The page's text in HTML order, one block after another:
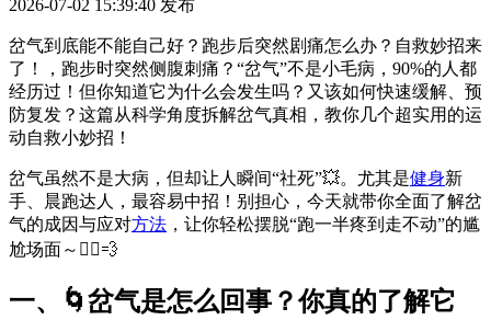
2026-07-02 15:39:40 发布
岔气到底能不能自己好？跑步后突然剧痛怎么办？自救妙招来
了！，跑步时突然侧腹刺痛？“岔气”不是小毛病，90%的人都
经历过！但你知道它为什么会发生吗？又该如何快速缓解、预
防复发？这篇从科学角度拆解岔气真相，教你几个超实用的运
动自救小妙招！
岔气虽然不是大病，但却让人瞬间“社死”💥。尤其是健身新
手、晨跑达人，最容易中招！别担心，今天就带你全面了解岔
气的成因与应对方法 ，让你轻松摆脱“跑一半疼到走不动”的尴
尬场面～🏃‍♀️💨
一、🌀岔气是怎么回事？你真的了解它